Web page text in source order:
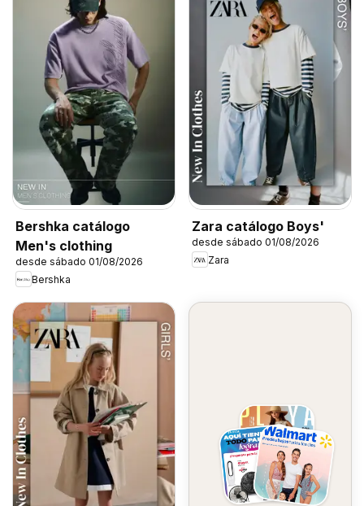
Bershka catálogo
Men's clothing
desde sábado 01/08/2026
Bershka
Zara catálogo Boys'
desde sábado 01/08/2026
Zara